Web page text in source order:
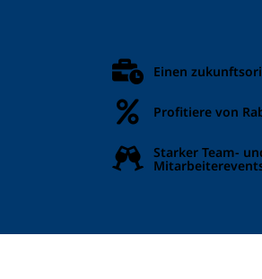
Einen
Profitiere von
Starker Team-